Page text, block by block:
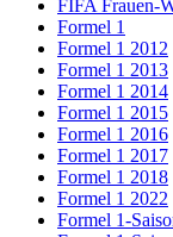
FIFA Frauen-
Formel 1
Formel 1 2012
Formel 1 2013
Formel 1 2014
Formel 1 2015
Formel 1 2016
Formel 1 2017
Formel 1 2018
Formel 1 2022
Formel 1-